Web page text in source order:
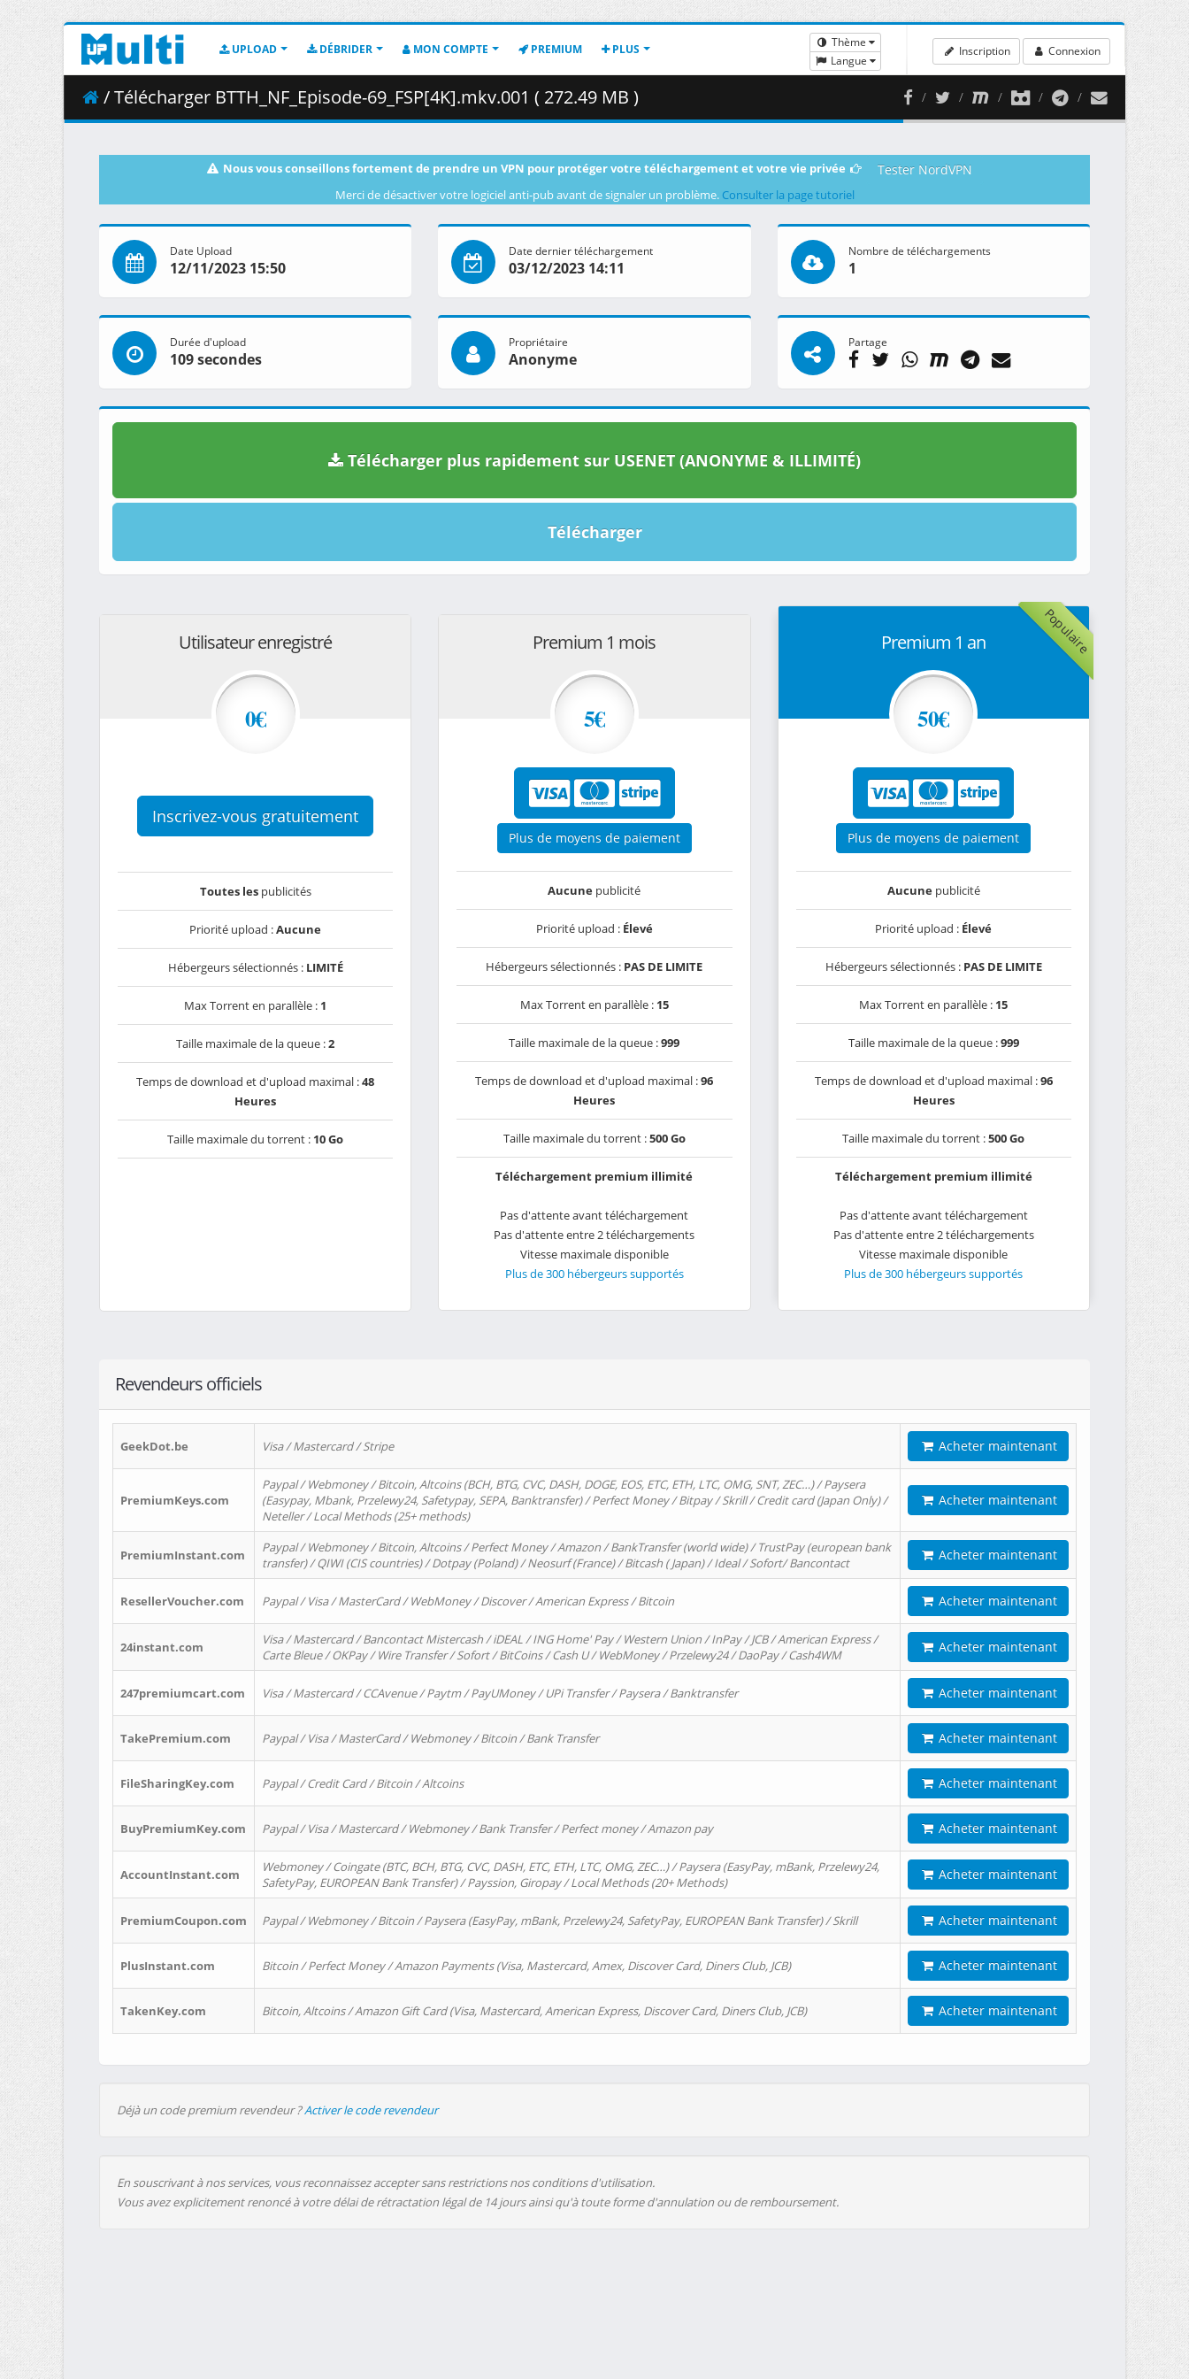
UPLOAD DÉBRIDER MON COMPTE PREMIUM PLUS
Thème
Langue
Inscription Connexion
/ Télécharger BTTH_NF_Episode-69_FSP[4K].mkv.001 ( 272.49 MB )
Nous vous conseillons fortement de prendre un VPN pour protéger votre téléchargement et votre vie privée Tester NordVPN
Merci de désactiver votre logiciel anti-pub avant de signaler un problème. Consulter la page tutoriel
Date Upload
12/11/2023 15:50
Date dernier téléchargement
03/12/2023 14:11
Nombre de téléchargements
1
Durée d'upload
109 secondes
Propriétaire
Anonyme
Partage
Télécharger plus rapidement sur USENET (ANONYME & ILLIMITÉ)
Télécharger
Utilisateur enregistré
0€
Inscrivez-vous gratuitement
Toutes lespublicités
Priorité upload :Aucune
Hébergeurs sélectionnés : LIMITÉ
Max Torrent en parallèle : 1
Taille maximale de la queue :2
Temps de download et d'upload maximal :48
Heures
Taille maximale du torrent : 10 Go
Premium 1 mois
5€
Plus de moyens de paiement
Aucune publicité
Priorité upload : Élevé
Hébergeurs sélectionnés : PAS DE LIMITE
Max Torrent en parallèle : 15
Taille maximale de la queue :999
Temps de download et d'upload maximal :96
Heures
Taille maximale du torrent :500 Go
Téléchargement premium illimité
Pas d'attente avant téléchargement
Pas d'attente entre 2 téléchargements
Vitesse maximale disponible
Plus de 300 hébergeurs supportés
Populaire
Premium 1 an
50€
Plus de moyens de paiement
Aucunepublicité
Priorité upload : Élevé
Hébergeurs sélectionnés : PAS DE LIMITE
Max Torrent en parallèle : 15
Taille maximale de la queue :999
Temps de download et d'upload maximal :96
Heures
Taille maximale du torrent :500 Go
Téléchargement premium illimité
Pas d'attente avant téléchargement
Pas d'attente entre 2 téléchargements
Vitesse maximale disponible
Plus de 300 hébergeurs supportés
Revendeurs officiels
GeekDot.be Visa / Mastercard / Stripe Acheter maintenant
PremiumKeys.com
Paypal / Webmoney / Bitcoin, Altcoins (BCH, BTG, CVC, DASH, DOGE, EOS, ETC, ETH, LTC, OMG, SNT, ZEC…) / Paysera
(Easypay, Mbank, Przelewy24, Safetypay, SEPA, Banktransfer) / Perfect Money / Bitpay / Skrill / Credit card (Japan Only) /
Neteller / Local Methods (25+ methods)
Acheter maintenant
PremiumInstant.com
Paypal / Webmoney / Bitcoin, Altcoins / Perfect Money / Amazon / BankTransfer (world wide) / TrustPay (european bank
transfer) / QIWI (CIS countries) / Dotpay (Poland) / Neosurf (France) / Bitcash ( Japan) / Ideal / Sofort/ Bancontact
Acheter maintenant
ResellerVoucher.com Paypal / Visa / MasterCard / WebMoney / Discover / American Express / Bitcoin Acheter maintenant
24instant.com
Visa / Mastercard / Bancontact Mistercash / iDEAL / ING Home' Pay / Western Union / InPay / JCB / American Express /
Carte Bleue / OKPay / Wire Transfer / Sofort / BitCoins / Cash U / WebMoney / Przelewy24 / DaoPay / Cash4WM
Acheter maintenant
247premiumcart.com Visa / Mastercard / CCAvenue / Paytm / PayUMoney / UPi Transfer / Paysera / Banktransfer Acheter maintenant
TakePremium.com Paypal / Visa / MasterCard / Webmoney / Bitcoin / Bank Transfer Acheter maintenant
FileSharingKey.com Paypal / Credit Card / Bitcoin / Altcoins Acheter maintenant
BuyPremiumKey.com Paypal / Visa / Mastercard / Webmoney / Bank Transfer / Perfect money / Amazon pay Acheter maintenant
AccountInstant.com
Webmoney / Coingate (BTC, BCH, BTG, CVC, DASH, ETC, ETH, LTC, OMG, ZEC…) / Paysera (EasyPay, mBank, Przelewy24,
SafetyPay, EUROPEAN Bank Transfer) / Payssion, Giropay / Local Methods (20+ Methods)
Acheter maintenant
PremiumCoupon.com Paypal / Webmoney / Bitcoin / Paysera (EasyPay, mBank, Przelewy24, SafetyPay, EUROPEAN Bank Transfer) / Skrill Acheter maintenant
PlusInstant.com Bitcoin / Perfect Money / Amazon Payments (Visa, Mastercard, Amex, Discover Card, Diners Club, JCB) Acheter maintenant
TakenKey.com Bitcoin, Altcoins / Amazon Gift Card (Visa, Mastercard, American Express, Discover Card, Diners Club, JCB) Acheter maintenant
Déjà un code premium revendeur ?Activer le code revendeur
En souscrivant à nos services, vous reconnaissez accepter sans restrictions nos conditions d'utilisation.
Vous avez explicitement renoncé à votre délai de rétractation légal de 14 jours ainsi qu'à toute forme d'annulation ou de remboursement.